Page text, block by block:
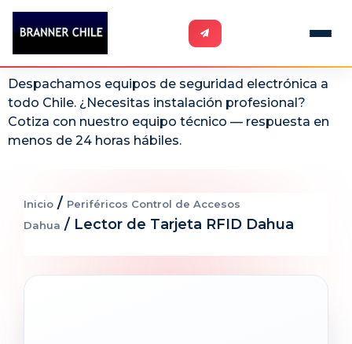
Despachamos equipos de seguridad electrónica a
todo Chile. ¿Necesitas instalación profesional?
Cotiza con nuestro equipo técnico — respuesta en
menos de 24 horas hábiles.
Inicio / Periféricos Control de Accesos
Dahua / Lector de Tarjeta RFID Dahua